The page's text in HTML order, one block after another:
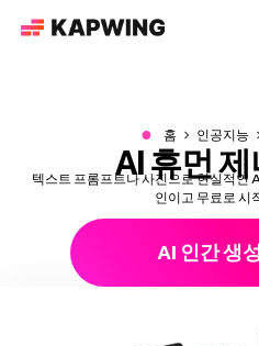
● 홈 인공지능
AI 휴먼
텍스트 프롬프트나 사진으로 현실적인
인이고 무료로 시
AI 인간 생